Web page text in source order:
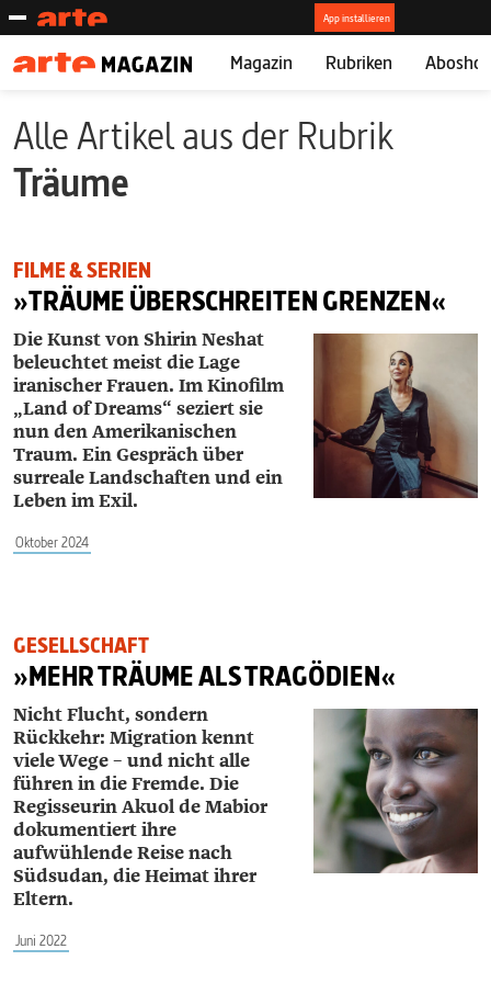
Magazin Rubriken
Alle Artikel aus der Rubrik
Träume
FILME & SERIEN
»TRÄUME ÜBERSCHREITEN GRENZEN«
Die Kunst von Shirin Neshat
beleuchtet meist die Lage
iranischer Frauen. Im Kinofilm
„Land of Dreams“ seziert sie
nun den Amerikanischen
Traum. Ein Gespräch über
surreale Landschaften und ein
Leben im Exil.
Oktober 2024
GESELLSCHAFT
»MEHR TRÄUME ALS TRAGÖDIEN«
Nicht Flucht, sondern
Rückkehr: Migration kennt
viele Wege – und nicht alle
führen in die Fremde. Die
Regisseurin ­Akuol de Mabior
dokumentiert ihre
aufwühlende Reise nach
Südsudan, die Heimat ihrer
Eltern.
Juni 2022